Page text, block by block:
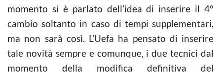
momento si è parlato dell’idea di inserire il 4°
cambio soltanto in caso di tempi supplementari,
ma non sarà così. L’Uefa ha pensato di inserire
tale novità sempre e comunque, i due tecnici dal
momento della modifica definitiva del